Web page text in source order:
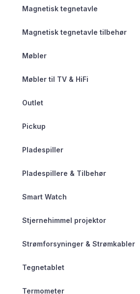
Magnetisk tegnetavle
Magnetisk tegnetavle tilbehør
Møbler
Møbler til TV & HiFi
Outlet
Pickup
Pladespiller
Pladespillere & Tilbehør
Smart Watch
Stjernehimmel projektor
Strømforsyninger & Strømkabler
Tegnetablet
Termometer